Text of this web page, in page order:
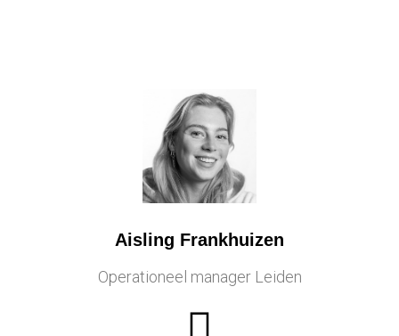
Aisling Frankhuizen
Operationeel manager Leiden